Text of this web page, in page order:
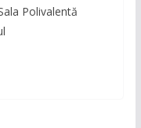
Polivalentă